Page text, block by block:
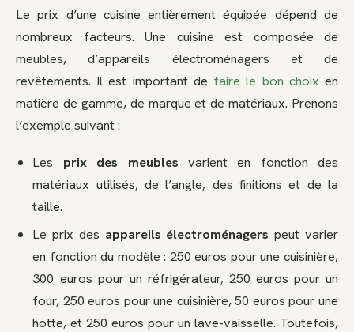
Le prix d’une cuisine entièrement équipée dépend de
nombreux facteurs. Une cuisine est composée de
meubles, d’appareils électroménagers et de
revêtements. Il est important de faire le bon choix en
matière de gamme, de marque et de matériaux. Prenons
l’exemple suivant :
Les prix des meubles varient en fonction des
matériaux utilisés, de l’angle, des finitions et de la
taille.
Le prix des appareils électroménagers peut varier
en fonction du modèle : 250 euros pour une cuisinière,
300 euros pour un réfrigérateur, 250 euros pour un
four, 250 euros pour une cuisinière, 50 euros pour une
hotte, et 250 euros pour un lave-vaisselle. Toutefois,